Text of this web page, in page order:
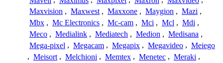
Maxvision , Maxwest , Maxxone , Maygion , Mazi ,
Mbx , Mc Electronics , Mc-cam , Mci , Mcl , Mdi ,
Meco , Medialink , Mediatech , Medion , Medisana ,
Mega-pixel , Megacam , Megapix , Megavideo , Meiego
, Meisort , Melchioni , Memtex , Menetec , Meraki ,